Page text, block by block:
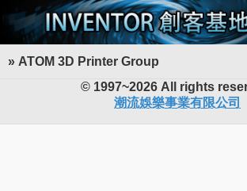
» ATOM 3D Printer Group
INVENTOR 創客基地
© 1997~2026 All rights
潮流娛樂事業有限公司